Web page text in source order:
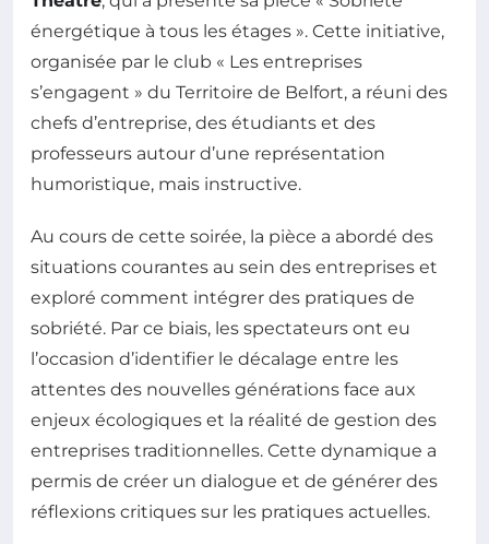
énergétique à tous les étages ». Cette initiative,
organisée par le club « Les entreprises
s’engagent » du Territoire de Belfort, a réuni des
chefs d’entreprise, des étudiants et des
professeurs autour d’une représentation
humoristique, mais instructive.
Au cours de cette soirée, la pièce a abordé des
situations courantes au sein des entreprises et
exploré comment intégrer des pratiques de
sobriété. Par ce biais, les spectateurs ont eu
l’occasion d’identifier le décalage entre les
attentes des nouvelles générations face aux
enjeux écologiques et la réalité de gestion des
entreprises traditionnelles. Cette dynamique a
permis de créer un dialogue et de générer des
réflexions critiques sur les pratiques actuelles.